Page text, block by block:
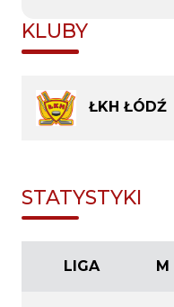
KLUBY
ŁKH ŁÓDŹ
STATYSTYKI
LIGA M